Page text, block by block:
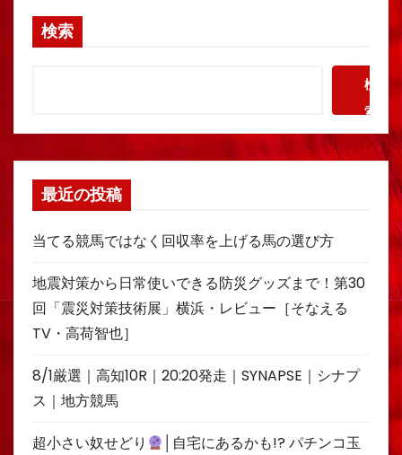
検索
検
索
最近の投稿
当てる競馬ではなく回収率を上げる馬の選び方
地震対策から日常使いできる防災グッズまで！第30
回「震災対策技術展」横浜・レビュー［そなえる
TV・高荷智也］
8/1厳選｜高知10R｜20:20発走｜SYNAPSE｜シナプ
ス｜地方競馬
超小さい奴せどり
│自宅にあるかも!? パチンコ玉